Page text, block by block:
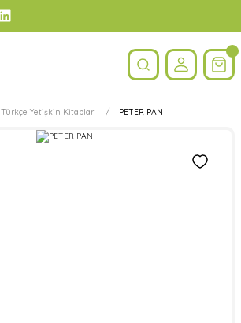
Türkçe Yetişkin Kitapları PETER PAN